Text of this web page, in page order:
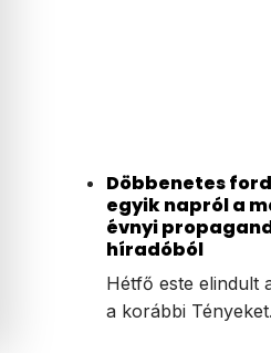
Döbbenetes
egyik napról a
évnyi
híradóból
Hétfő este elindult
a korábbi